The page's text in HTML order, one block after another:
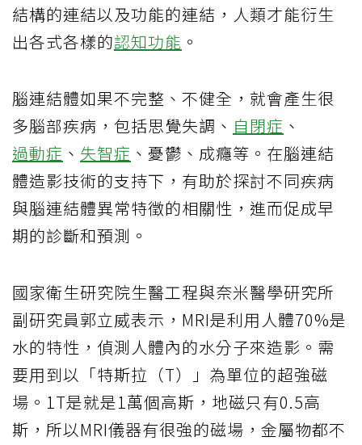
結構的連結以及功能的連結，人類才能衍生
出各式各樣的認知功能 。
腦連結體如果不完整、不健全，就會產生很
多腦部疾病，包括思覺失調、 自閉症 、
過動症 、 失智症 、憂鬱、成癮等。在腦連結
體造影技術的支持下，有助於探討不同疾病
與腦連結體異常特徵的相關性，進而促成早
期的診斷和預測。
國家衛生研究院生醫工程與奈米醫學研究所
副研究員郭立威表示，MRI是利用人體70%是
水的特性，偵測人體內的水分子來造影。需
要用到以「特斯拉（T）」為單位的超強磁
場。1T是就是1萬個高斯，地磁只有0.5高
斯，所以MRI儀器有很強的磁場，金屬物都不